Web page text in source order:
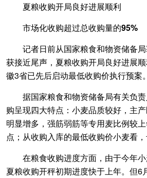
夏粮收购开局良好进展顺利
市场化收购超过总收购量的95%
记者日前从国家粮食和物资储备局
获接近尾声，夏粮收购开局良好进展
徽3省已先后启动最低收购价执行预案。
据国家粮食和物资储备局有关负责
购呈现四大特点：小麦品质较好，主
明显增多，强筋弱筋等专用麦比例较
点；从收购入库的最低收购价小麦看，
在粮食收购进度方面，由于今年小
夏粮收购开秤初期进度快于上年。但6